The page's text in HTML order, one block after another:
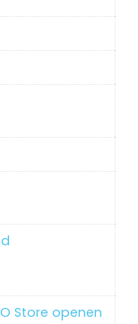
Store openen